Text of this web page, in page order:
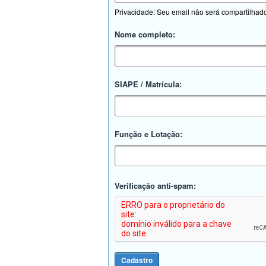
Privacidade: Seu email não será
Nome completo:
SIAPE / Matrícula:
Função e Lotação:
Verificação anti-spam: